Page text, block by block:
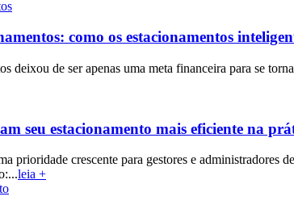
como os estacionamentos
deixou de ser apenas uma meta financeira para se
seu estacionamento mais eficiente na
prioridade crescente para gestores e administradores
leia +